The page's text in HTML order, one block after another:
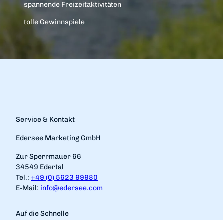
spannende Freizeitaktivitäten
tolle Gewinnspiele
Service & Kontakt
Edersee Marketing GmbH
Zur Sperrmauer 66
34549 Edertal
Tel.: +49 (0) 5623 99980
E-Mail: info@edersee.com
Auf die Schnelle